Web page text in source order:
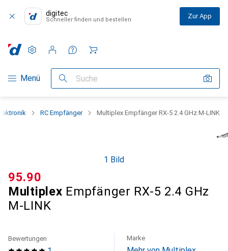
digitec
Schneller finden und bestellen Zur App
Navigation nach Kategorien
Menü Suche
Einstellungen
Kundenkonto
Vergleichslisten
Merklisten
Warenkorb
RC Empfänger Multiplex Empfänger RX-5 2.4 GHz M-LINK
1 Bild
Multiplex Empfänger RX-5 2.4 GHz
M-LINK
CHF
95.90
Bewertungen Marke